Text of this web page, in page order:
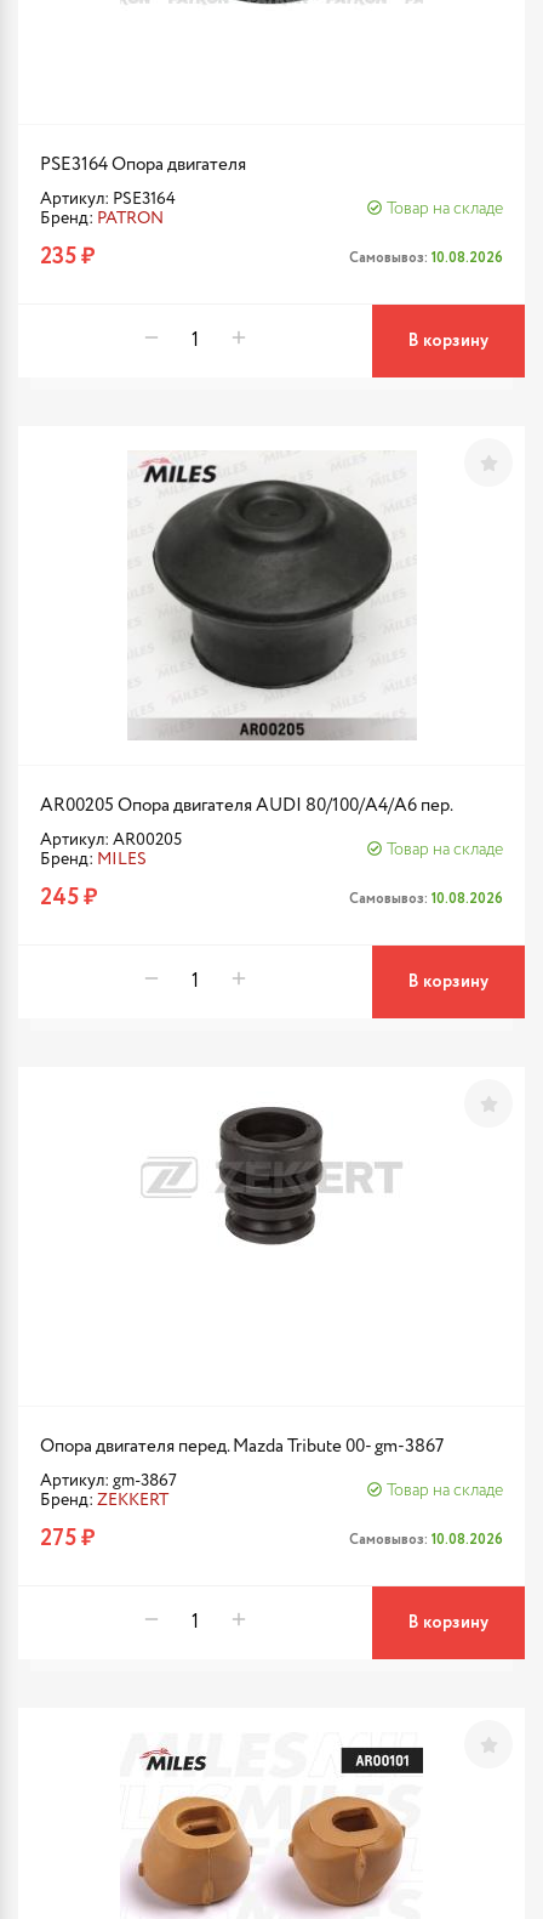
PSE3164 Опора двигателя
Артикул: PSE3164
Бренд: PATRON
Товар на складе
235 ₽ Самовывоз: 10.08.2026
В корзину
AR00205 Опора двигателя AUDI 80/100/A4/A6 пер.
Артикул: AR00205
Бренд: MILES
Товар на складе
245 ₽ Самовывоз: 10.08.2026
В корзину
Опора двигателя перед. Mazda Tribute 00- gm-3867
Артикул: gm-3867
Бренд: ZEKKERT
Товар на складе
275 ₽ Самовывоз: 10.08.2026
В корзину